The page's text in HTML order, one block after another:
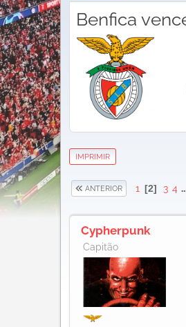
Benfica
IMPRIMIR
ANTERIOR 1 2 3 4
Cypherpunk
Capitão